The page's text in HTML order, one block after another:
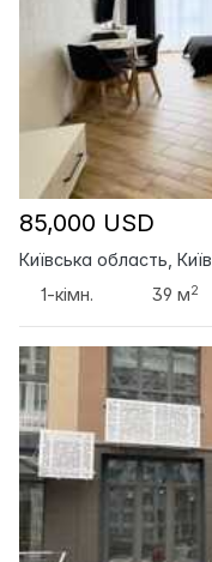
85,000 USD
Київська область, Київ
1-кімн.
39 м2